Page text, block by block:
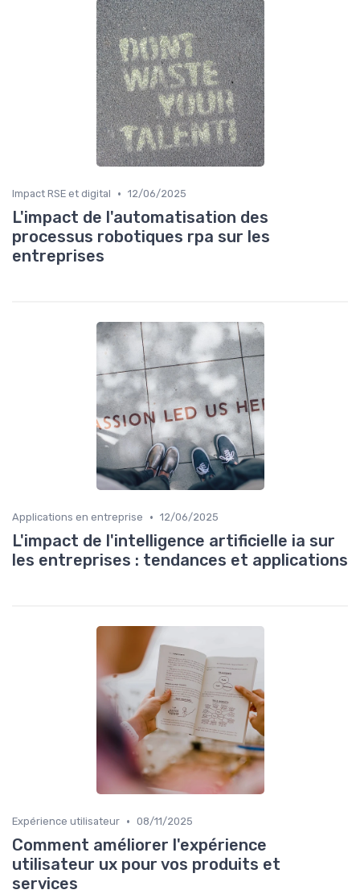
Impact RSE et digital • 12/06/2025
L'impact de l'automatisation des
processus robotiques rpa sur les
entreprises
Applications en entreprise • 12/06/2025
L'impact de l'intelligence artificielle ia sur
les entreprises : tendances et applications
Expérience utilisateur • 08/11/2025
Comment améliorer l'expérience
utilisateur ux pour vos produits et
services